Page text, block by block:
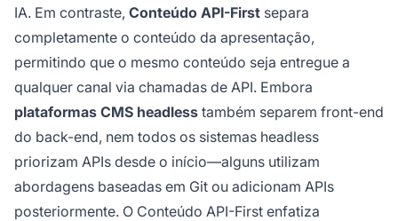
IA. Em contraste, Conteúdo API-First separa
completamente o conteúdo da apresentação,
permitindo que o mesmo conteúdo seja entregue a
qualquer canal via chamadas de API. Embora
plataformas CMS headless também separem front-end
do back-end, nem todos os sistemas headless
priorizam APIs desde o início—alguns utilizam
abordagens baseadas em Git ou adicionam APIs
posteriormente. O Conteúdo API-First enfatiza